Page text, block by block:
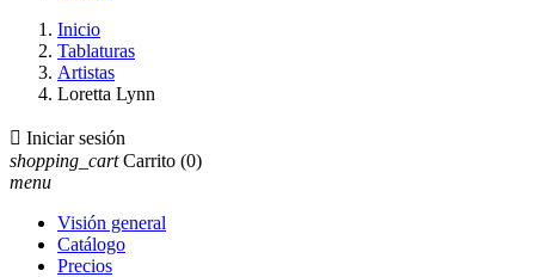
Inicio
Tablaturas
Artistas
Loretta Lynn
 Iniciar sesión
shopping_cart Carrito (0)
menu
Visión general
Catálogo
Precios